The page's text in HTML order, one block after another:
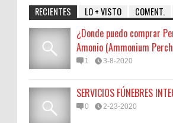
RECIENTES LO + VISTO COMENT.
¿Donde puedo comprar
Amonio (Ammonium
1 3-8-2020
SERVICIOS FÚNEBRES
0 2-23-2020